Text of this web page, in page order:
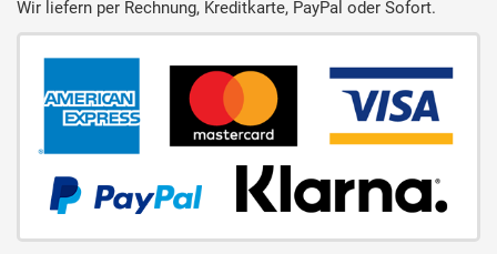
Wir liefern per Rechnung, Kreditkarte, PayPal oder Sofort.